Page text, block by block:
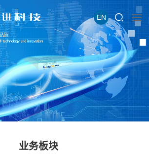
EN
业务板块